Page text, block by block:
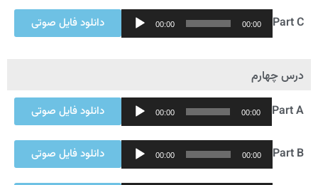
Part C
Audio
Player
00:00 00:00 دانلود فایل صوتی
درس چهارم
Part A
Audio
Player
00:00 00:00 دانلود فایل صوتی
Part B
Audio
Player
00:00 00:00 دانلود فایل صوتی